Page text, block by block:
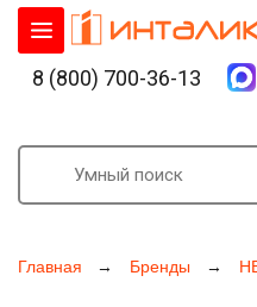
Главная Бренды
8 (800) 700-36-13